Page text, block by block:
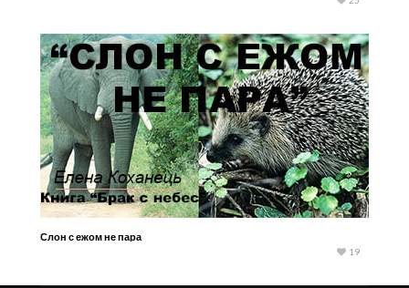
Слон с ежом не пара
19